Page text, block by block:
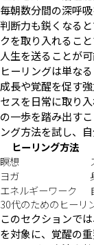
毎朝数分間の深呼
判断力も鋭くなる
クを取り入れるこ
人生を送ることが可
ヒーリングは単な
成長や覚醒を促す
セスを日常に取り
の一歩を踏み出す
ング方法を試し、
ヒーリング方法
瞑想
ヨガ
エネルギーワーク
30代のためのヒーリ
このセクションで
を対象に、覚醒の